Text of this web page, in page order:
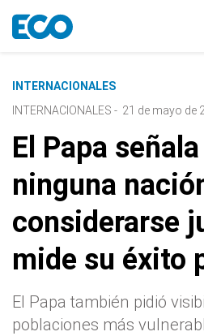
INTERNACIONALES
INTERNACIONALES - 21 de mayo de
El Papa
ninguna
considerarse
mide su éxito
El Papa también pidió
poblaciones más